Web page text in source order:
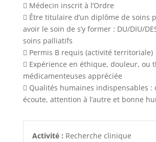
 Médecin inscrit à l’Ordre
 Être titulaire d’un diplôme de soins
avoir le soin de s’y former : DU/DIU/
soins palliatifs
 Permis B requis (activité territoriale)
 Expérience en éthique, douleur, ou
médicamenteuses appréciée
 Qualités humaines indispensables
écoute, attention à l’autre et bonne
Activité : Recherche clinique